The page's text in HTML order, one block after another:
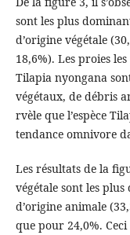
sont les plus
d’origine végétale
18,6%). Les proies
Tilapia nyongana
végétaux, de débris
rvèle que l’espèce
tendance omnivore
Les résultats de la
végétale sont les plus
d’origine animale
que pour 24,0%.